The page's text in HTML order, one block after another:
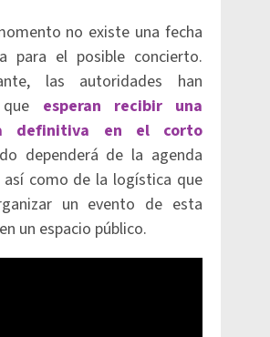
no existe una fecha
para el posible concierto.
las autoridades han
esperan recibir una
definitiva en el corto
dependerá de la agenda
como de la logística que
un evento de esta
un espacio público.